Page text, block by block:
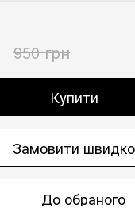
950 грн
Купити
Замовити швидко
До обраного